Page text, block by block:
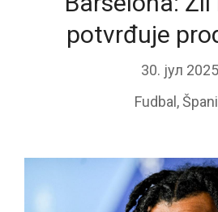
potvrđuje
30. јул
Fudbal ,